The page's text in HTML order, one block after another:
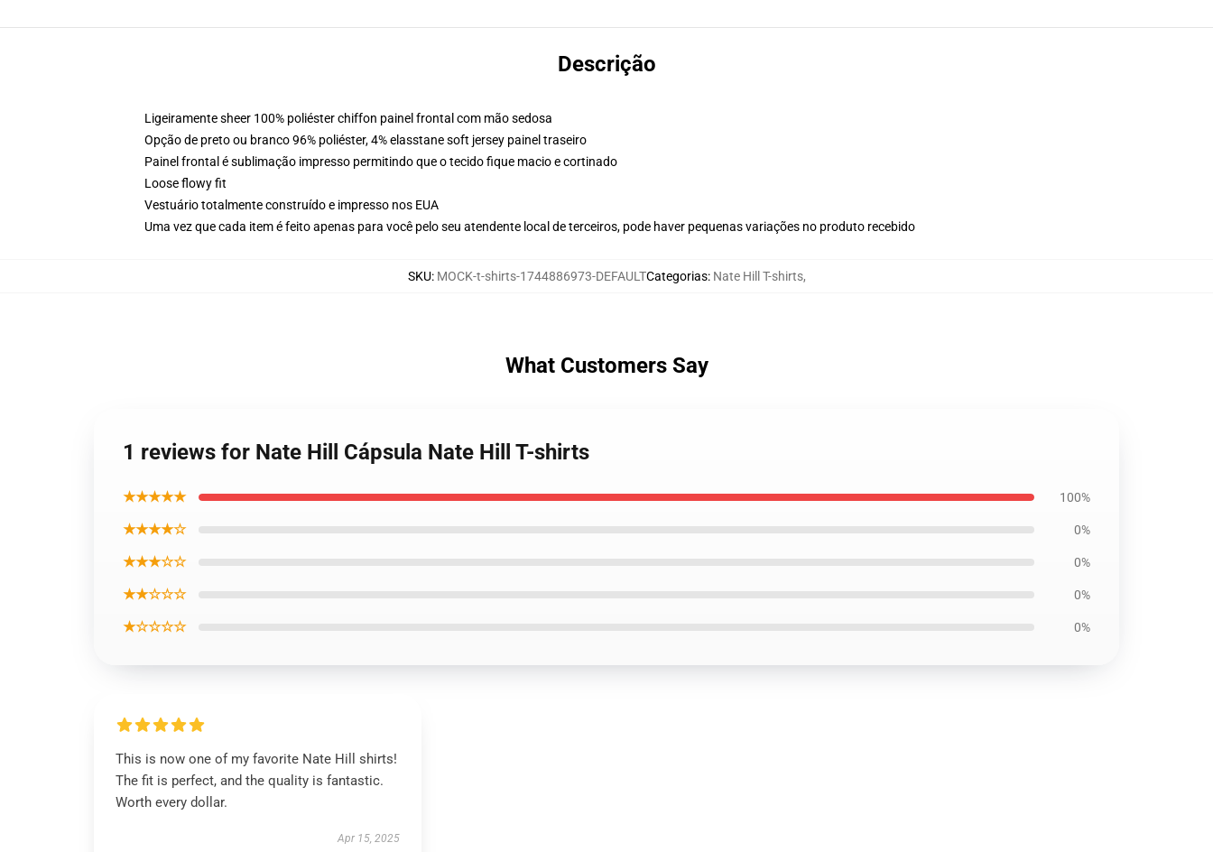
Descrição
Ligeiramente sheer 100% poliéster chiffon painel frontal com mão sedosa
Opção de preto ou branco 96% poliéster, 4% elasstane soft jersey painel traseiro
Painel frontal é sublimação impresso permitindo que o tecido fique macio e cortinado
Loose flowy fit
Vestuário totalmente construído e impresso nos EUA
Uma vez que cada item é feito apenas para você pelo seu atendente local de terceiros, pode haver pequenas variações no produto recebido
SKU: MOCK-t-shirts-1744886973-DEFAULTCategorias: Nate Hill T-shirts,
What Customers Say
1 reviews for Nate Hill Cápsula Nate Hill T-shirts
★★★★★ 100%
★★★★☆ 0%
★★★☆☆ 0%
★★☆☆☆ 0%
★☆☆☆☆ 0%
This is now one of my favorite Nate Hill shirts!
The fit is perfect, and the quality is fantastic.
Worth every dollar.
Apr 15, 2025